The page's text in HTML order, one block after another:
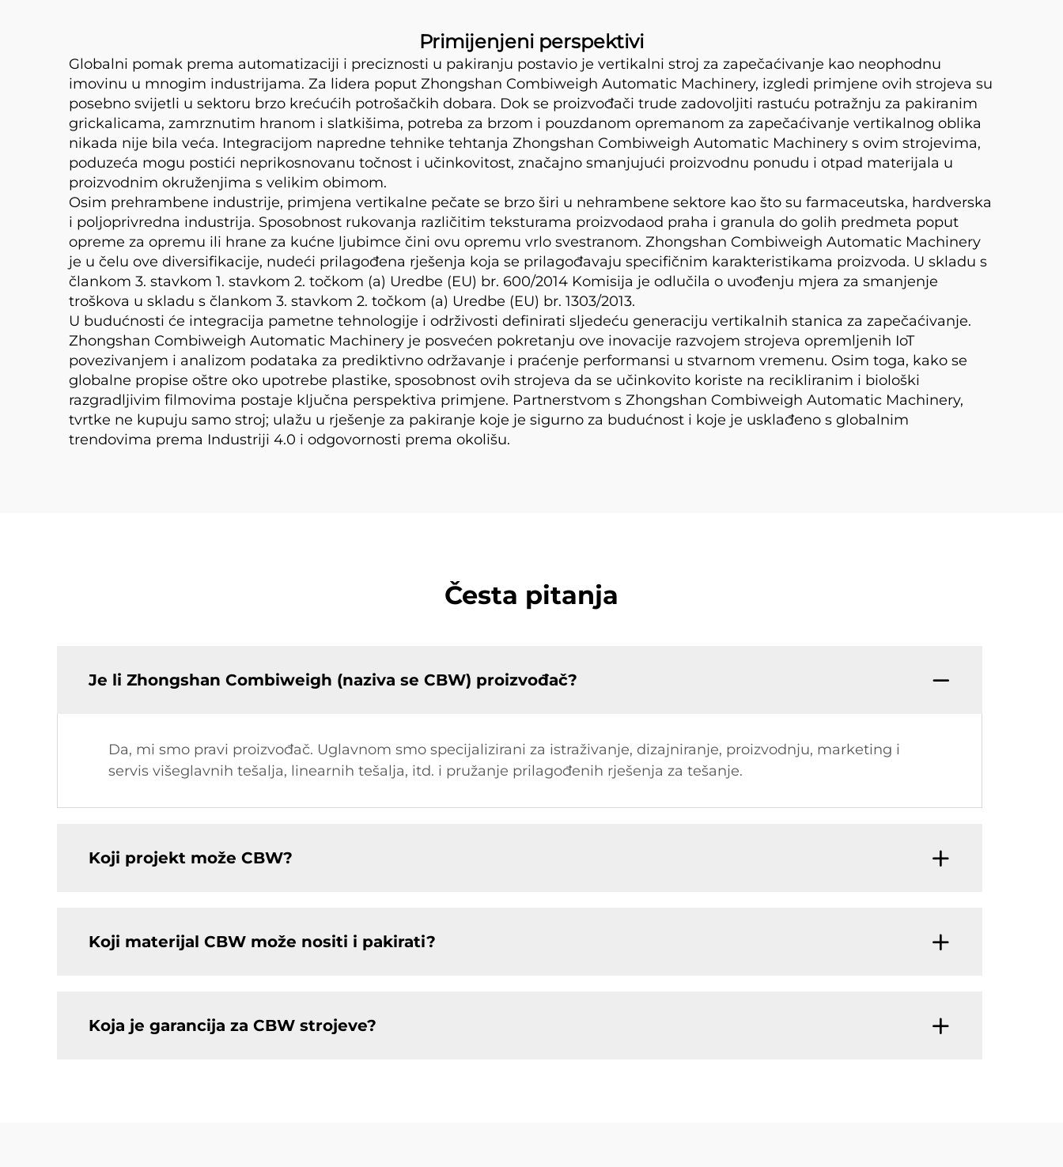
Primijenjeni perspektivi
Globalni pomak prema automatizaciji i preciznosti u pakiranju postavio je vertikalni stroj za zapečaćivanje kao neophodnu
imovinu u mnogim industrijama. Za lidera poput Zhongshan Combiweigh Automatic Machinery, izgledi primjene ovih strojeva su
posebno svijetli u sektoru brzo krećućih potrošačkih dobara. Dok se proizvođači trude zadovoljiti rastuću potražnju za pakiranim
grickalicama, zamrznutim hranom i slatkišima, potreba za brzom i pouzdanom opremanom za zapečaćivanje vertikalnog oblika
nikada nije bila veća. Integracijom napredne tehnike tehtanja Zhongshan Combiweigh Automatic Machinery s ovim strojevima,
poduzeća mogu postići neprikosnovanu točnost i učinkovitost, značajno smanjujući proizvodnu ponudu i otpad materijala u
proizvodnim okruženjima s velikim obimom.
Osim prehrambene industrije, primjena vertikalne pečate se brzo širi u nehrambene sektore kao što su farmaceutska, hardverska
i poljoprivredna industrija. Sposobnost rukovanja različitim teksturama proizvodaod praha i granula do golih predmeta poput
opreme za opremu ili hrane za kućne ljubimce čini ovu opremu vrlo svestranom. Zhongshan Combiweigh Automatic Machinery
je u čelu ove diversifikacije, nudeći prilagođena rješenja koja se prilagođavaju specifičnim karakteristikama proizvoda. U skladu s
člankom 3. stavkom 1. stavkom 2. točkom (a) Uredbe (EU) br. 600/2014 Komisija je odlučila o uvođenju mjera za smanjenje
troškova u skladu s člankom 3. stavkom 2. točkom (a) Uredbe (EU) br. 1303/2013.
U budućnosti će integracija pametne tehnologije i održivosti definirati sljedeću generaciju vertikalnih stanica za zapečaćivanje.
Zhongshan Combiweigh Automatic Machinery je posvećen pokretanju ove inovacije razvojem strojeva opremljenih IoT
povezivanjem i analizom podataka za prediktivno održavanje i praćenje performansi u stvarnom vremenu. Osim toga, kako se
globalne propise oštre oko upotrebe plastike, sposobnost ovih strojeva da se učinkovito koriste na recikliranim i biološki
razgradljivim filmovima postaje ključna perspektiva primjene. Partnerstvom s Zhongshan Combiweigh Automatic Machinery,
tvrtke ne kupuju samo stroj; ulažu u rješenje za pakiranje koje je sigurno za budućnost i koje je usklađeno s globalnim
trendovima prema Industriji 4.0 i odgovornosti prema okolišu.
Česta pitanja
Je li Zhongshan Combiweigh (naziva se CBW) proizvođač?
Da, mi smo pravi proizvođač. Uglavnom smo specijalizirani za istraživanje, dizajniranje, proizvodnju, marketing i
servis višeglavnih tešalja, linearnih tešalja, itd. i pružanje prilagođenih rješenja za tešanje.
Koji projekt može CBW?
Koji materijal CBW može nositi i pakirati?
Koja je garancija za CBW strojeve?